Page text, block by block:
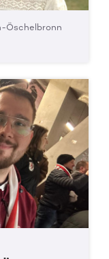
Öschelbronn